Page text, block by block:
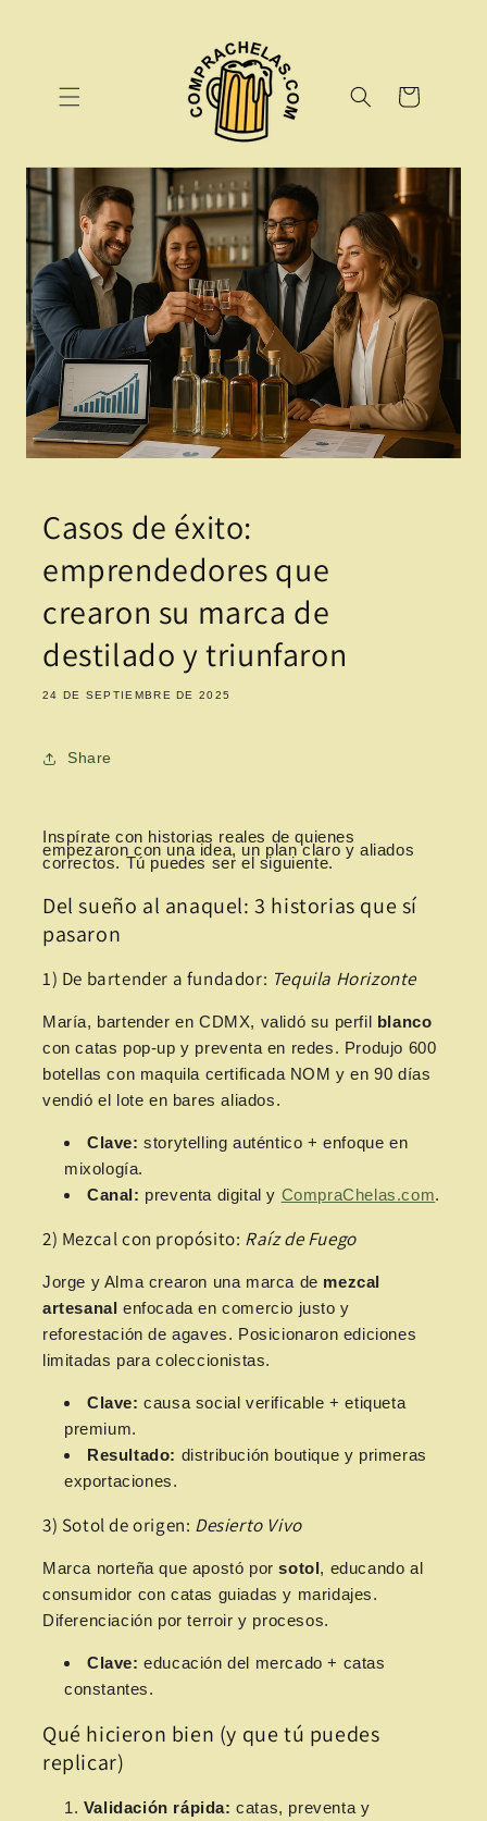
Carrito
Casos de éxito:
emprendedores que
crearon su marca de
destilado y triunfaron
24 DE SEPTIEMBRE DE 2025
Share
Inspírate con historias reales de quienes
empezaron con una idea, un plan claro y aliados
correctos. Tú puedes ser el siguiente.
Del sueño al anaquel: 3 historias que sí
pasaron
1) De bartender a fundador: Tequila Horizonte
María, bartender en CDMX, validó su perfil blanco
con catas pop-up y preventa en redes. Produjo 600
botellas con maquila certificada NOM y en 90 días
vendió el lote en bares aliados.
Clave: storytelling auténtico + enfoque en
mixología.
Canal: preventa digital y CompraChelas.com.
2) Mezcal con propósito: Raíz de Fuego
Jorge y Alma crearon una marca de mezcal
artesanal enfocada en comercio justo y
reforestación de agaves. Posicionaron ediciones
limitadas para coleccionistas.
Clave: causa social verificable + etiqueta
premium.
Resultado: distribución boutique y primeras
exportaciones.
3) Sotol de origen: Desierto Vivo
Marca norteña que apostó porsotol, educando al
consumidor con catas guiadas y maridajes.
Diferenciación por terroir y procesos.
Clave: educación del mercado + catas
constantes.
Qué hicieron bien (y que tú puedes
replicar)
Validación rápida: catas, preventa y